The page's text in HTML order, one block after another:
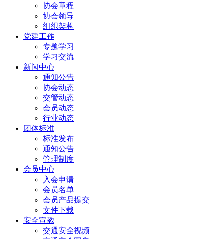
协会章程
协会领导
组织架构
党建工作
专题学习
学习交流
新闻中心
通知公告
协会动态
交管动态
会员动态
行业动态
团体标准
标准发布
通知公告
管理制度
会员中心
入会申请
会员名单
会员产品提交
文件下载
安全宣教
交通安全视频